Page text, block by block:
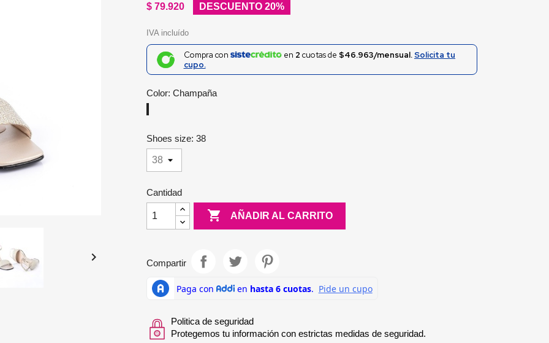

$ 79.920
DESCUENTO 20%
IVA incluído
Compra con en 2 cuotas de $46.963/mensual.Solicita tu
cupo.
Color: Champaña
Shoes size: 38
Cantidad
 AÑADIR AL CARRITO
Compartir
Politica de seguridad
Protegemos tu información con estrictas medidas de seguridad.